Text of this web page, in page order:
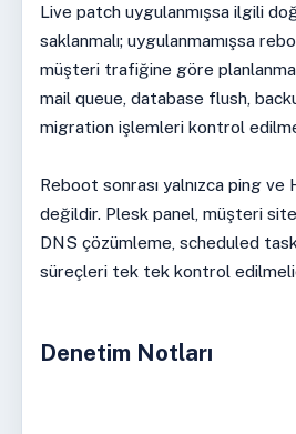
Live patch uygulanmışsa ilgili
saklanmalı; uygulanmamışsa
müşteri trafiğine göre
mail queue, database flush,
migration işlemleri kontrol
Reboot sonrası yalnızca ping
değildir. Plesk panel, müşteri
DNS çözümleme, scheduled
süreçleri tek tek kontrol
Denetim Notları